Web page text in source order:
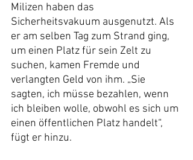
Milizen haben das
Sicherheitsvakuum ausgenutzt. Als
er am selben Tag zum Strand ging,
um einen Platz für sein Zelt zu
suchen, kamen Fremde und
verlangten Geld von ihm. „Sie
sagten, ich müsse bezahlen, wenn
ich bleiben wolle, obwohl es sich um
einen öffentlichen Platz handelt“,
fügt er hinzu.